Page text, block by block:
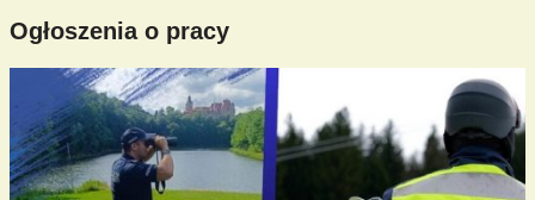
Ogłoszenia o pracy